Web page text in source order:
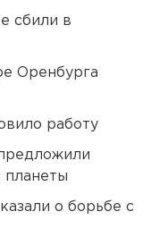
сбили в
Оренбурга
работу
планеты
о борьбе с